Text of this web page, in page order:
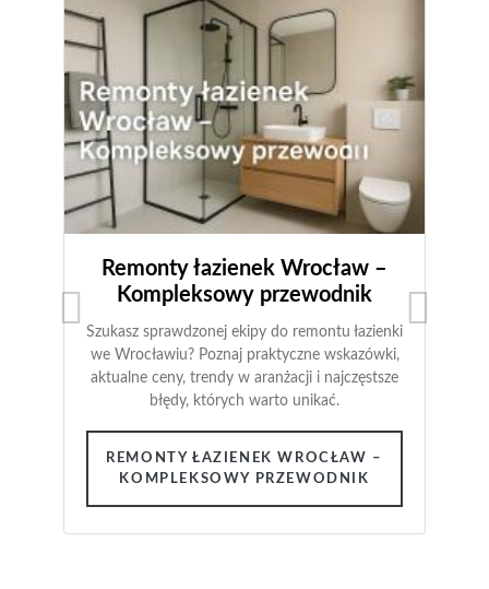
Wrocław Montaż Sufitów
Podwieszanych LED
Sufity podwieszane LED to coraz
popularniejsze rozwiązanie w dzisiejszych
czasach. Ich montaż nie tylko nadaje
pomieszczeniu nowoczesnego stylu, ale także
zapewnia odpowiednie oświetlenie.
PODWIESZANYCH LED